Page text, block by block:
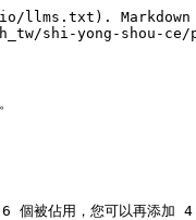
Markdown
shi-yong-shou-
個被佔用，您可以再添加 4